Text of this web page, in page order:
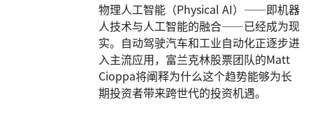
物理人工智能（Physical AI）——即机器
人技术与人工智能的融合——已经成为现
实。自动驾驶汽车和工业自动化正逐步进
入主流应用，富兰克林股票团队的Matt
Cioppa将阐释为什么这个趋势能够为长
期投资者带来跨世代的投资机遇。